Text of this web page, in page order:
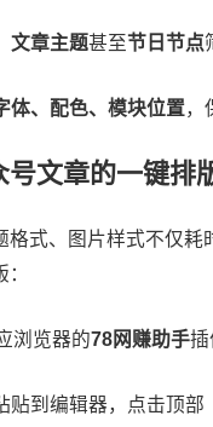
文章主题甚至节日节点
体、配色、模块位置，
文章的一键排
格式、图片样式不仅
浏览器的78网赚助手插
贴到编辑器，点击顶部